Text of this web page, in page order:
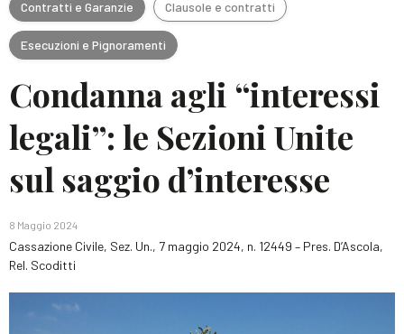
Contratti e Garanzie Clausole e contratti
Esecuzioni e Pignoramenti
Condanna agli “interessi
legali”: le Sezioni Unite
sul saggio d’interesse
8 Maggio 2024
Cassazione Civile, Sez. Un., 7 maggio 2024, n. 12449 – Pres. D’Ascola,
Rel. Scoditti